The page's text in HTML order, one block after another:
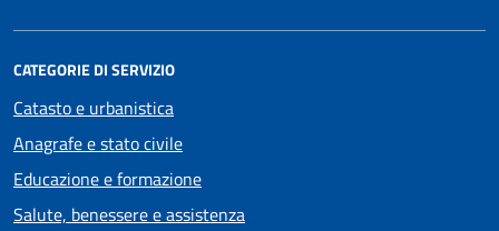
CATEGORIE DI SERVIZIO
Catasto e urbanistica
Anagrafe e stato civile
Educazione e formazione
Salute, benessere e assistenza